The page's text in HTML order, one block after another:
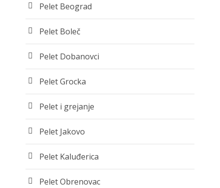
Pelet Beograd
Pelet Boleč
Pelet Dobanovci
Pelet Grocka
Pelet i grejanje
Pelet Jakovo
Pelet Kaluđerica
Pelet Obrenovac